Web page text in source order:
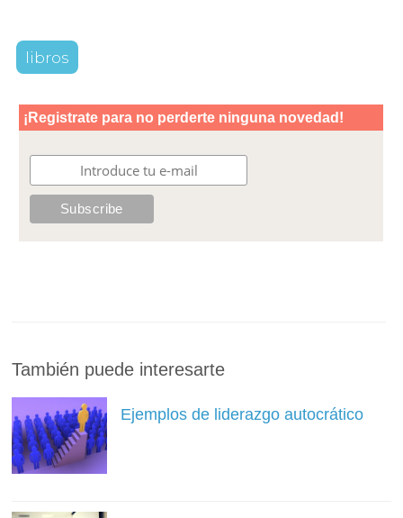
libros
También puede interesarte
Ejemplos de liderazgo autocrático